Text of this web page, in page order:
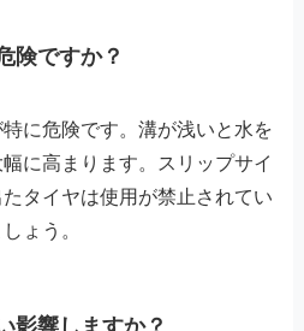
険ですか？
に危険です。溝が浅いと水を
に高まります。スリップサイ
タイヤは使用が禁止されてい
ょう。
影響しますか？